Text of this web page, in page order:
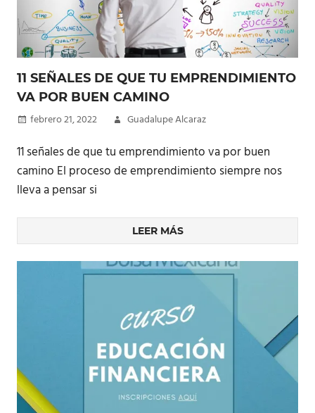
11 SEÑALES DE QUE TU EMPRENDIMIENTO
VA POR BUEN CAMINO
febrero 21, 2022 Guadalupe Alcaraz
11 señales de que tu emprendimiento va por buen
camino El proceso de emprendimiento siempre nos
lleva a pensar si
LEER MÁS